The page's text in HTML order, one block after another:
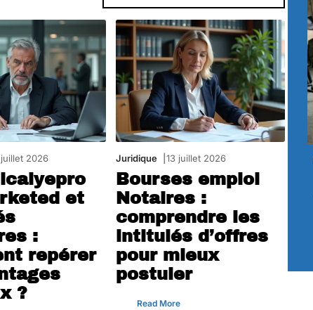
2026
et
:
repérer
?
Juridique 13 juillet 2026
Bourses emploi
Notaires :
comprendre les
intitulés d’offres
pour mieux
postuler
Read More